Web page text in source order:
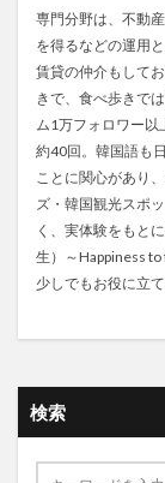
専門分野は、不動
を得るなどの運用
賃貸の仲介もして
きで、食べ歩きで
ム1万フォロワー
約40回。韓国語も
ことに関心があり
ズ・韓国観光スポ
く、実体験をもと
生）～Happiness
少しでもお役に立
検索